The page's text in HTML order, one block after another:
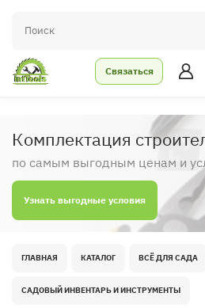
Связаться
Комплектация
по самым выгодным ценам и
Узнать выгодные условия
ГЛАВНАЯ КАТАЛОГ ВСЁ ДЛЯ САДА
САДОВЫЙ ИНВЕНТАРЬ И ИНСТРУМЕНТЫ